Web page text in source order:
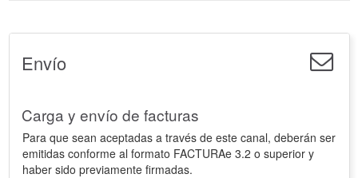
Envío
Carga y envío de facturas
Para que sean aceptadas a través de este canal, deberán ser
emitidas conforme al formato FACTURAe 3.2 o superior y
haber sido previamente firmadas.